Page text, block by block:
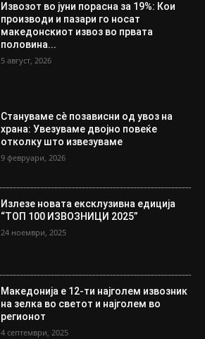
Извозот во јуни порасна за 19%: Кои
производи и пазари го носат
македонскиот извоз во првата
половина...
5 август, 2026
Стануваме сè позависни од увоз на
храна: Увезуваме двојно повеќе
отколку што извезуваме
9 февруари, 2026
Излезе новата ексклузивна едиција
“ТОП 100 ИЗВОЗНИЦИ 2025”
24 ноември, 2025
Македонија е 12-ти најголем извозник
на зелка во светот и најголем во
регионот
4 септември, 2025